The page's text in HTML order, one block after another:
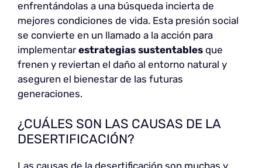
enfrentándolas a una búsqueda incierta de
mejores condiciones de vida. Esta presión social
se convierte en un llamado a la acción para
implementarestrategias sustentables que
frenen y reviertan el daño al entorno natural y
aseguren el bienestar de las futuras
generaciones.
¿CUÁLES SON LAS CAUSAS DE LA
DESERTIFICACIÓN?
Las causas de la desertificación son muchas y